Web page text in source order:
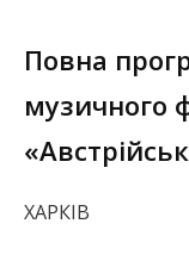
Повна
музичного
ХАРКІВ